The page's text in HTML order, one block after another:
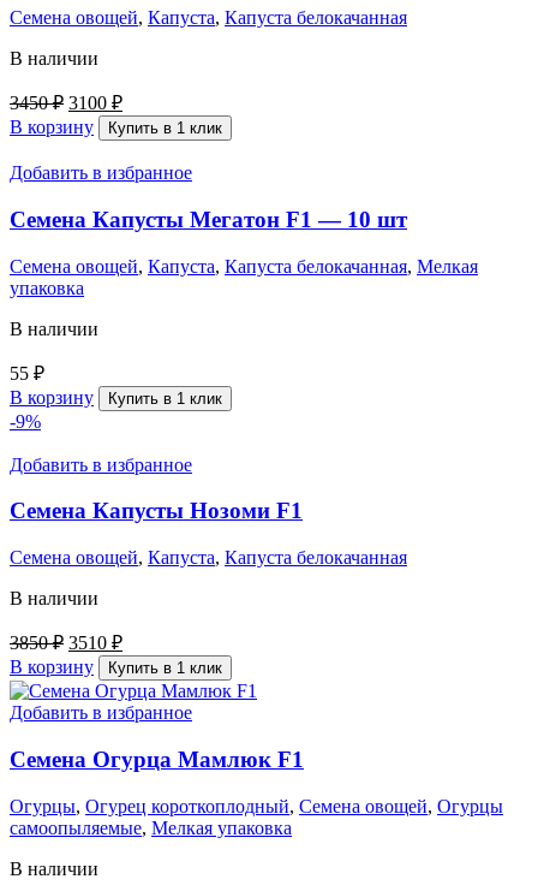
Семена овощей, Капуста, Капуста белокачанная
В наличии
3450₽ 3100 ₽
В корзину
Купить в 1 клик
Добавить в избранное
Семена Капусты Мегатон F1 — 10 шт
Семена овощей, Капуста, Капуста белокачанная, Мелкая
упаковка
В наличии
55 ₽
В корзину
Купить в 1 клик
-9%
Добавить в избранное
Семена Капусты Нозоми F1
Семена овощей, Капуста, Капуста белокачанная
В наличии
3850₽ 3510 ₽
В корзину
Купить в 1 клик
Добавить в избранное
Семена Огурца Мамлюк F1
Огурцы, Огурец короткоплодный, Семена овощей, Огурцы
самоопыляемые, Мелкая упаковка
В наличии